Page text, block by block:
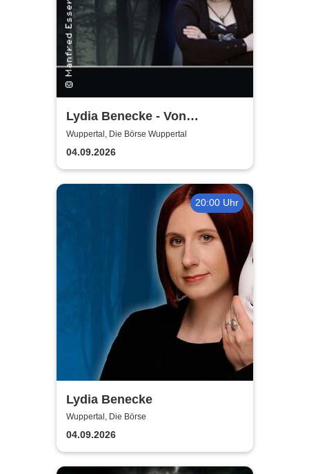
Lydia Benecke - Von
Hochstapelei, Betrug und
Gaslighting
Wuppertal, Die Börse Wuppertal
04.09.2026
20:00 Uhr
Lydia Benecke
Wuppertal, Die Börse
04.09.2026